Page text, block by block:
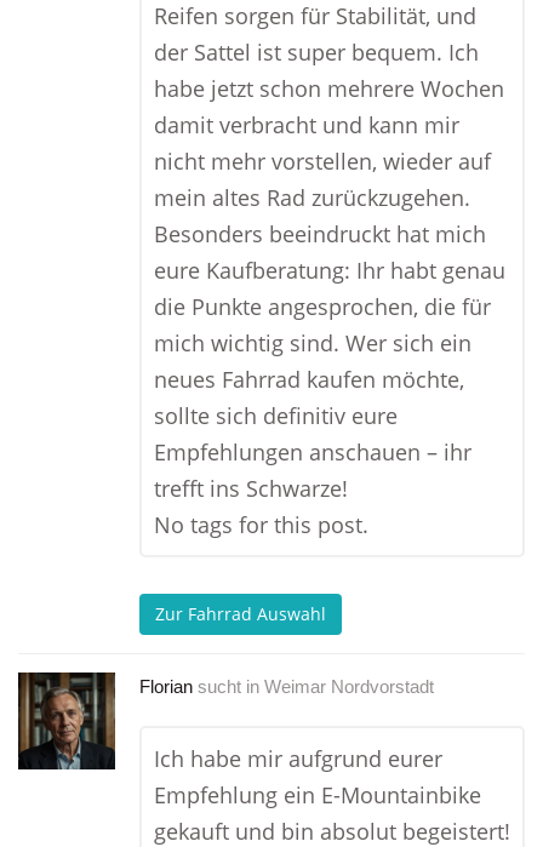
Reifen sorgen für Stabilität, und
der Sattel ist super bequem. Ich
habe jetzt schon mehrere Wochen
damit verbracht und kann mir
nicht mehr vorstellen, wieder auf
mein altes Rad zurückzugehen.
Besonders beeindruckt hat mich
eure Kaufberatung: Ihr habt genau
die Punkte angesprochen, die für
mich wichtig sind. Wer sich ein
neues Fahrrad kaufen möchte,
sollte sich definitiv eure
Empfehlungen anschauen – ihr
trefft ins Schwarze!
No tags for this post.
Zur Fahrrad Auswahl
Florian sucht in Weimar Nordvorstadt
Ich habe mir aufgrund eurer
Empfehlung ein E-Mountainbike
gekauft und bin absolut begeistert!